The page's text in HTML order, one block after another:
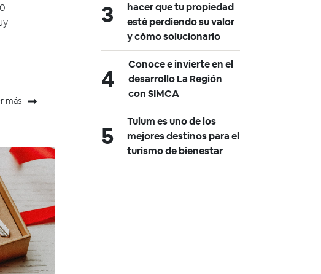
más
hacer que tu propiedad
esté perdiendo su valor
y cómo solucionarlo
Conoce e invierte en el
desarrollo La Región
con SIMCA
Tulum es uno de los
mejores destinos para el
turismo de bienestar